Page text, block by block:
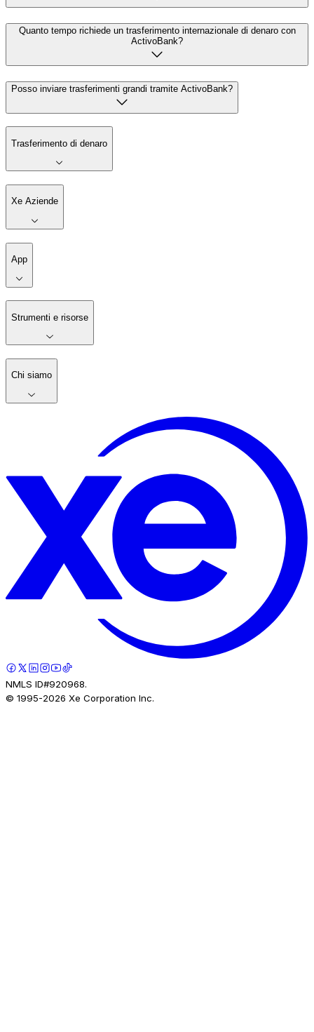
Quanto tempo richiede un trasferimento internazionale di denaro con
ActivoBank?
Posso inviare trasferimenti grandi tramite ActivoBank?
Trasferimento di denaro
Xe Aziende
App
Strumenti e risorse
Chi siamo
NMLS ID#920968.
© 1995-2026 Xe Corporation Inc.